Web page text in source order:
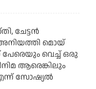
ചേട്ടന്‍
മൊയ്
പേരെയും വെച്ച് ഒരു
ആരെങ്കിലും
സോഷ്യല്‍